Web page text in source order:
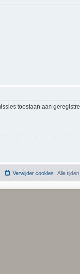
toestaan aan
Alle
Verwijder cookies